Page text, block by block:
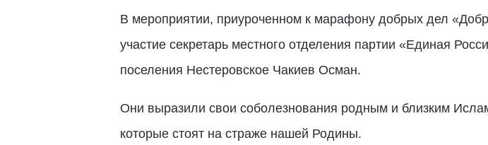
В мероприятии, приуроченном к марафону добрых дел
участие секретарь местного отделения партии «Единая
поселения Нестеровское Чакиев Осман.
Они выразили свои соболезнования родным и близким
которые стоят на страже нашей Родины.